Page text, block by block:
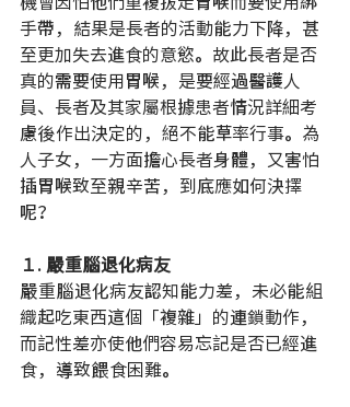
手帶，結果是長者的活動能力下降，甚
至更加失去進食的意慾。故此長者是否
真的需要使用胃喉，是要經過醫護人
員、長者及其家屬根據患者情況詳細考
慮後作出決定的，絕不能草率行事。為
人子女，一方面擔心長者身體，又害怕
插胃喉致至親辛苦，到底應如何決擇
呢？
１. 嚴重腦退化病友
嚴重腦退化病友認知能力差，未必能組
織起吃東西這個「複雜」的連鎖動作，
而記性差亦使他們容易忘記是否已經進
食，導致餵食困難。